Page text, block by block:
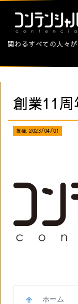
関わるすべての人々
創業11
投稿: 2023/04/01
ホーム